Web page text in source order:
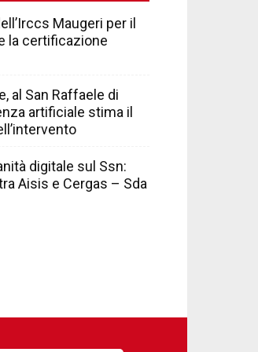
Maugeri per il
la certificazione
al San Raffaele di
artificiale stima il
digitale sul Ssn:
Aisis e Cergas – Sda